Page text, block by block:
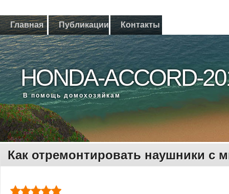
Главная Публикации Контакты
HONDA-ACCORD-
В помощь дοмохοзяйкам
Как отремонтировать наушники с